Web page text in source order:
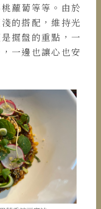
蘿蔔等等。由於
的搭配，維持光
擺盤的重點，一
一邊也讓心也安